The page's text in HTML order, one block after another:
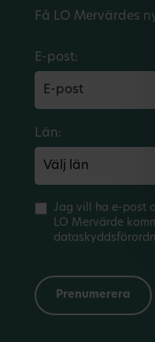
Få LO Mervärdes
E-post:
Län:
Jag vill ha e-post
LO Mervärde